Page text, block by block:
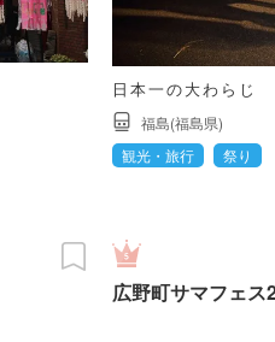
日本一の大わらじ
福島(福島県)
観光・旅行
祭り
広野町サマフェス